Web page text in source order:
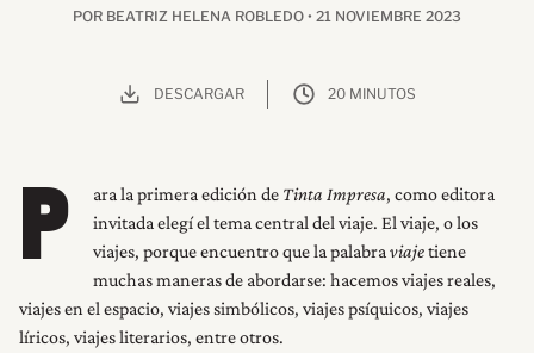
POR BEATRIZ HELENA ROBLEDO • 21 NOVIEMBRE 2023
DESCARGAR 20 MINUTOS
P ara la primera edición de Tinta Impresa, como editora
invitada elegí el tema central del viaje. El viaje, o los
viajes, porque encuentro que la palabra viajetiene
muchas maneras de abordarse: hacemos viajes reales,
viajes en el espacio, viajes simbólicos, viajes psíquicos, viajes
líricos, viajes literarios, entre otros.